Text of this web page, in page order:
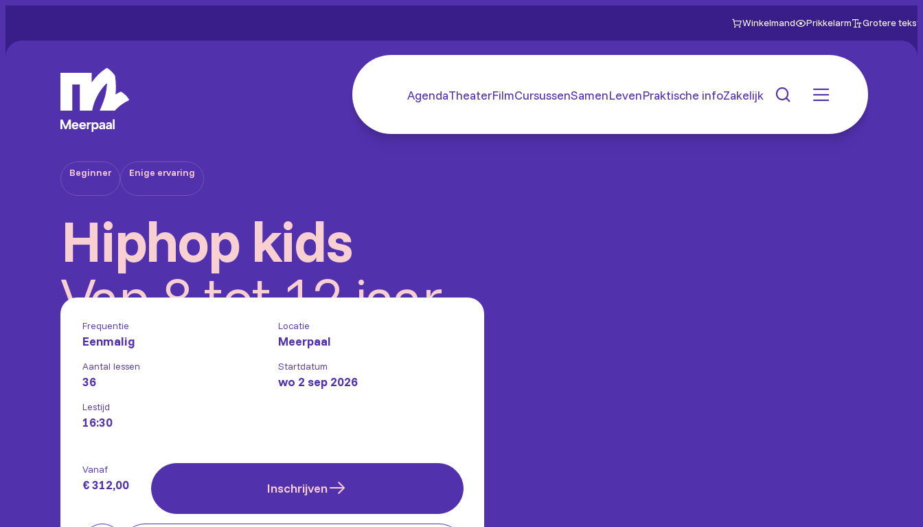
Winkelmand Prikkelarm Grotere tekst
AgendaTheaterFilmCursussenSamenLevenPraktische infoZakelijk
Beginner Enige ervaring
Hiphop kids
Van 8 tot 12 jaar
Frequentie
Eenmalig
Locatie
Meerpaal
Aantal lessen
36
Startdatum
wo 2 sep 2026
Lestijd
16:30
Vanaf
€ 312,00 Inschrijven